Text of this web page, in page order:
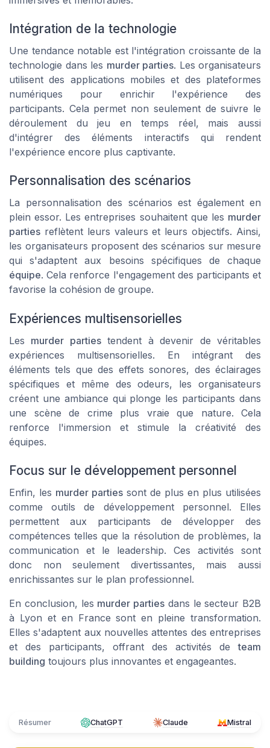
Intégration de la technologie
Une tendance notable est l'intégration croissante de la
technologie dans les murder parties. Les organisateurs
utilisent des applications mobiles et des plateformes
numériques pour enrichir l'expérience des
participants. Cela permet non seulement de suivre le
déroulement du jeu en temps réel, mais aussi
d'intégrer des éléments interactifs qui rendent
l'expérience encore plus captivante.
Personnalisation des scénarios
La personnalisation des scénarios est également en
plein essor. Les entreprises souhaitent que les murder
parties reflètent leurs valeurs et leurs objectifs. Ainsi,
les organisateurs proposent des scénarios sur mesure
qui s'adaptent aux besoins spécifiques de chaque
équipe. Cela renforce l'engagement des participants et
favorise la cohésion de groupe.
Expériences multisensorielles
Les murder partiestendent à devenir de véritables
expériences multisensorielles. En intégrant des
éléments tels que des effets sonores, des éclairages
spécifiques et même des odeurs, les organisateurs
créent une ambiance qui plonge les participants dans
une scène de crime plus vraie que nature. Cela
renforce l'immersion et stimule la créativité des
équipes.
Focus sur le développement personnel
Enfin, les murder parties sont de plus en plus utilisées
comme outils de développement personnel. Elles
permettent aux participants de développer des
compétences telles que la résolution de problèmes, la
communication et le leadership. Ces activités sont
donc non seulement divertissantes, mais aussi
enrichissantes sur le plan professionnel.
En conclusion, les murder parties dans le secteur B2B
à Lyon et en France sont en pleine transformation.
Elles s'adaptent aux nouvelles attentes des entreprises
et des participants, offrant des activités deteam
building toujours plus innovantes et engageantes.
Résumer ChatGPT Claude Mistral